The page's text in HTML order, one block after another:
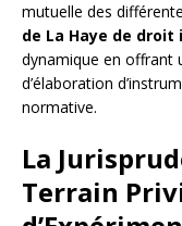
mutuelle des
de La Haye de
dynamique en offrant
d’élaboration
normative.
La
Terrain